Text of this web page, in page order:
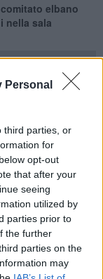
Personal
third parties, or
for
opt-out
that after your
seeing
utilized by
parties prior to
the further
parties on the
may
elbano
nella sala
alla riforma
ore 17,30 nella
Portoferraio
ragioni per
Gelli,
eGiovanni
Lavoratori
Montagnani,
Figaia, Ilaria
Umberto